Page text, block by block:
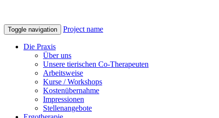
Toggle navigation Project name
Die Praxis
Über uns
Unsere tierischen Co-Therapeuten
Arbeitsweise
Kurse / Workshops
Kostenübernahme
Impressionen
Stellenangebote